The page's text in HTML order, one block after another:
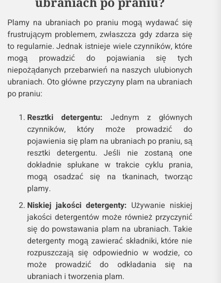
Plamy na ubraniach po praniu mogą wydawać się
frustrującym problemem, zwłaszcza gdy zdarza się
to regularnie. Jednak istnieje wiele czynników, które
mogą prowadzić do pojawiania się tych
niepożądanych przebarwień na naszych ulubionych
ubraniach. Oto główne przyczyny plam na ubraniach
po praniu:
Resztki detergentu: Jednym z głównych
czynników, który może prowadzić do
pojawienia się plam na ubraniach po praniu, są
resztki detergentu. Jeśli nie zostaną one
dokładnie spłukane w trakcie cyklu prania,
mogą osadzać się na tkaninach, tworząc
plamy.
Niskiej jakości detergenty: Używanie niskiej
jakości detergentów może również przyczynić
się do powstawania plam na ubraniach. Takie
detergenty mogą zawierać składniki, które nie
rozpuszczają się odpowiednio w wodzie, co
może prowadzić do odkładania się na
ubraniach i tworzenia plam.